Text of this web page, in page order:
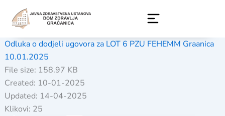
content
Odluka o dodjeli ugovora za LOT 6 PZU FEHEMM Graanica
10.01.2025
File size: 158.97 KB
Created: 10-01-2025
Updated: 14-04-2025
Klikovi: 25